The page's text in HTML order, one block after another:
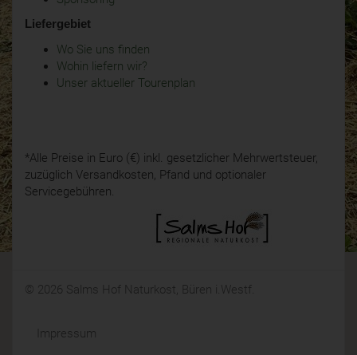
Liefergebiet
Wo Sie uns finden
Wohin liefern wir?
Unser aktueller Tourenplan
*Alle Preise in Euro (€) inkl. gesetzlicher Mehrwertsteuer,
zuzüglich Versandkosten, Pfand und optionaler
Servicegebühren.
© 2026 Salms Hof Naturkost, Büren i.Westf.
Impressum